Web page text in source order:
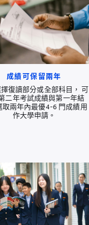
成績可保留兩年
復讀部分或全部科目， 可
二年考試成績與第一年結
取兩年內最優4-6 門成績用
作大學申請。